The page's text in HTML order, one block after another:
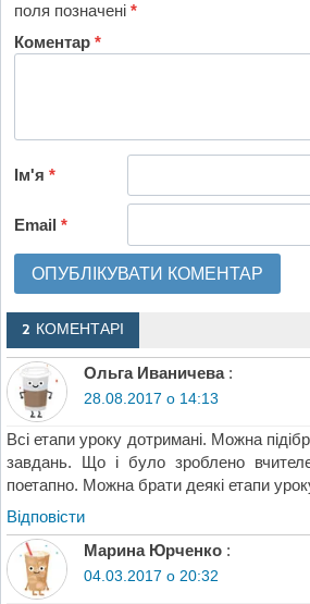
поля позначені*
Коментар*
Ім'я*
Email*
2 КОМЕНТАРІ
Ольга Иваничева :
28.08.2017 о 14:13
Всі етапи уроку дотримані. Можна
завдань. Що і було зроблено
поетапно. Можна брати деякі етапи
Відповіcти
Марина Юрченко :
04.03.2017 о 20:32